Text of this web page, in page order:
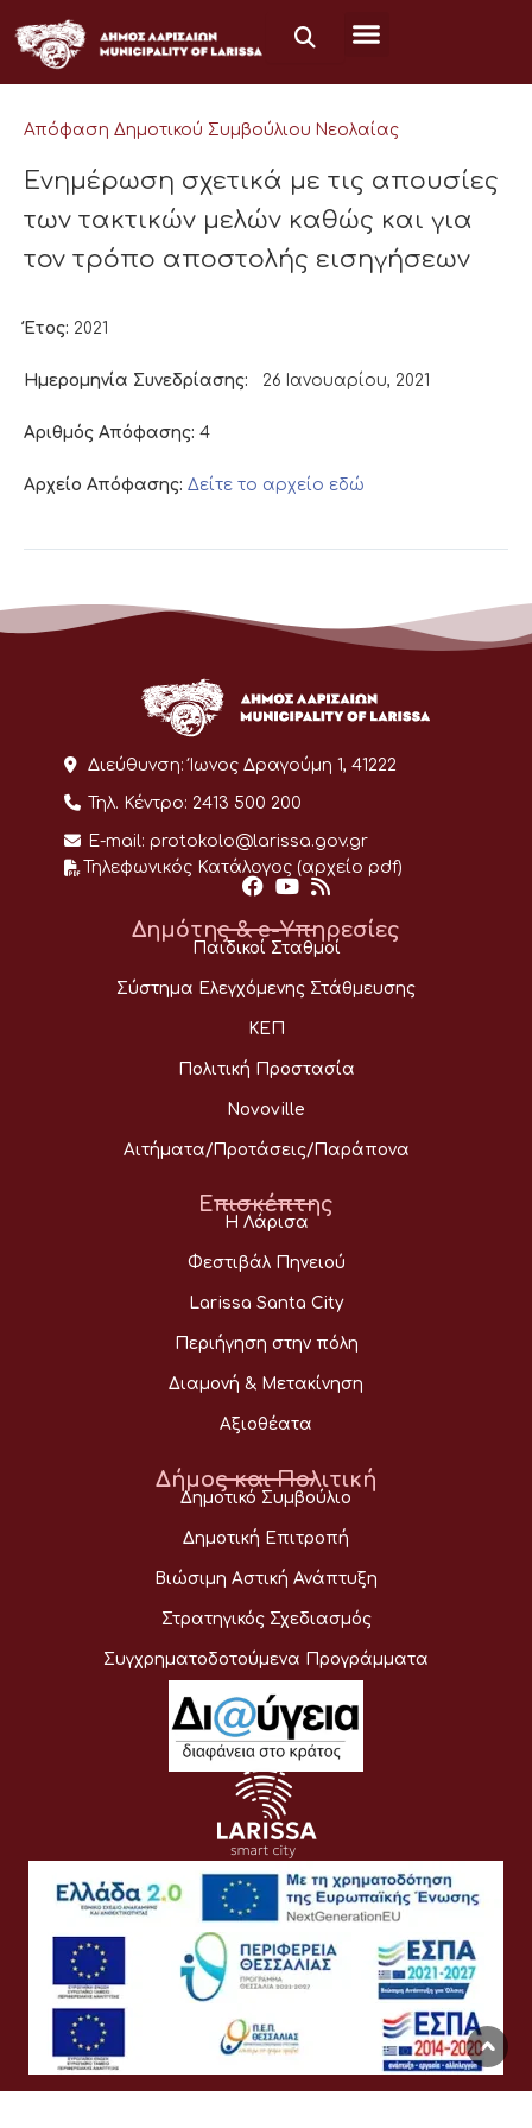
στο
περιεχόμενο
Απόφαση Δημοτικού Συμβούλιου Νεολαίας
Ενημέρωση σχετικά με τις απουσίες
των τακτικών μελών καθώς και για
τον τρόπο αποστολής εισηγήσεων
Έτος: 2021
Ημερομηνία Συνεδρίασης: 26 Ιανουαρίου, 2021
Αριθμός Απόφασης: 4
Αρχείο Απόφασης: Δείτε το αρχείο εδώ
Διεύθυνση: Ίωνος Δραγούμη 1, 41222
Τηλ. Κέντρο: 2413 500 200
E-mail: protokolo@larissa.gov.gr
Τηλεφωνικός Κατάλογος (αρχείο pdf)
Δημότης & e-Υπηρεσίες
Παιδικοί Σταθμοί
Σύστημα Ελεγχόμενης Στάθμευσης
ΚΕΠ
Πολιτική Προστασία
Novoville
Αιτήματα/Προτάσεις/Παράπονα
Επισκέπτης
Η Λάρισα
Φεστιβάλ Πηνειού
Larissa Santa City
Περιήγηση στην πόλη
Διαμονή & Μετακίνηση
Αξιοθέατα
Δήμος και Πολιτική
Δημοτικό Συμβούλιο
Δημοτική Επιτροπή
Βιώσιμη Αστική Ανάπτυξη
Στρατηγικός Σχεδιασμός
Συγχρηματοδοτούμενα Προγράμματα